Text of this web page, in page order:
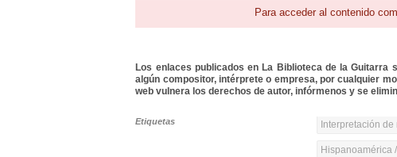
Para acceder al contenido
Los enlaces publicados en La Biblioteca de la
algún compositor, intérprete o empresa, por cualquier
web vulnera los derechos de autor, infórmenos y se
Etiquetas Interpretación
Hispanoamérica